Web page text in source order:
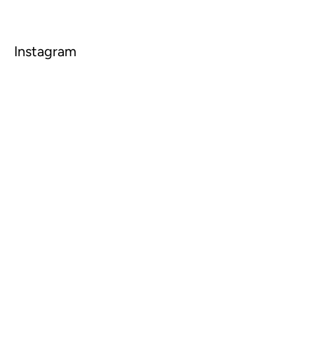
Instagram